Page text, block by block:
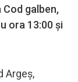
galben,
ora 13:00 și
Argeș,